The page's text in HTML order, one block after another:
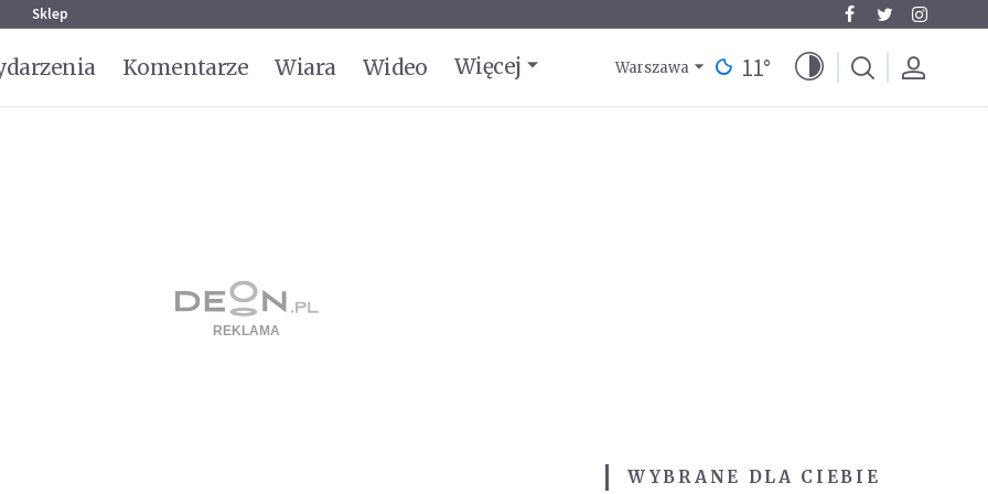
Sklep
Komentarze Wiara Wideo Więcej Warszawa 11°
WYBRANE DLA CIEBIE